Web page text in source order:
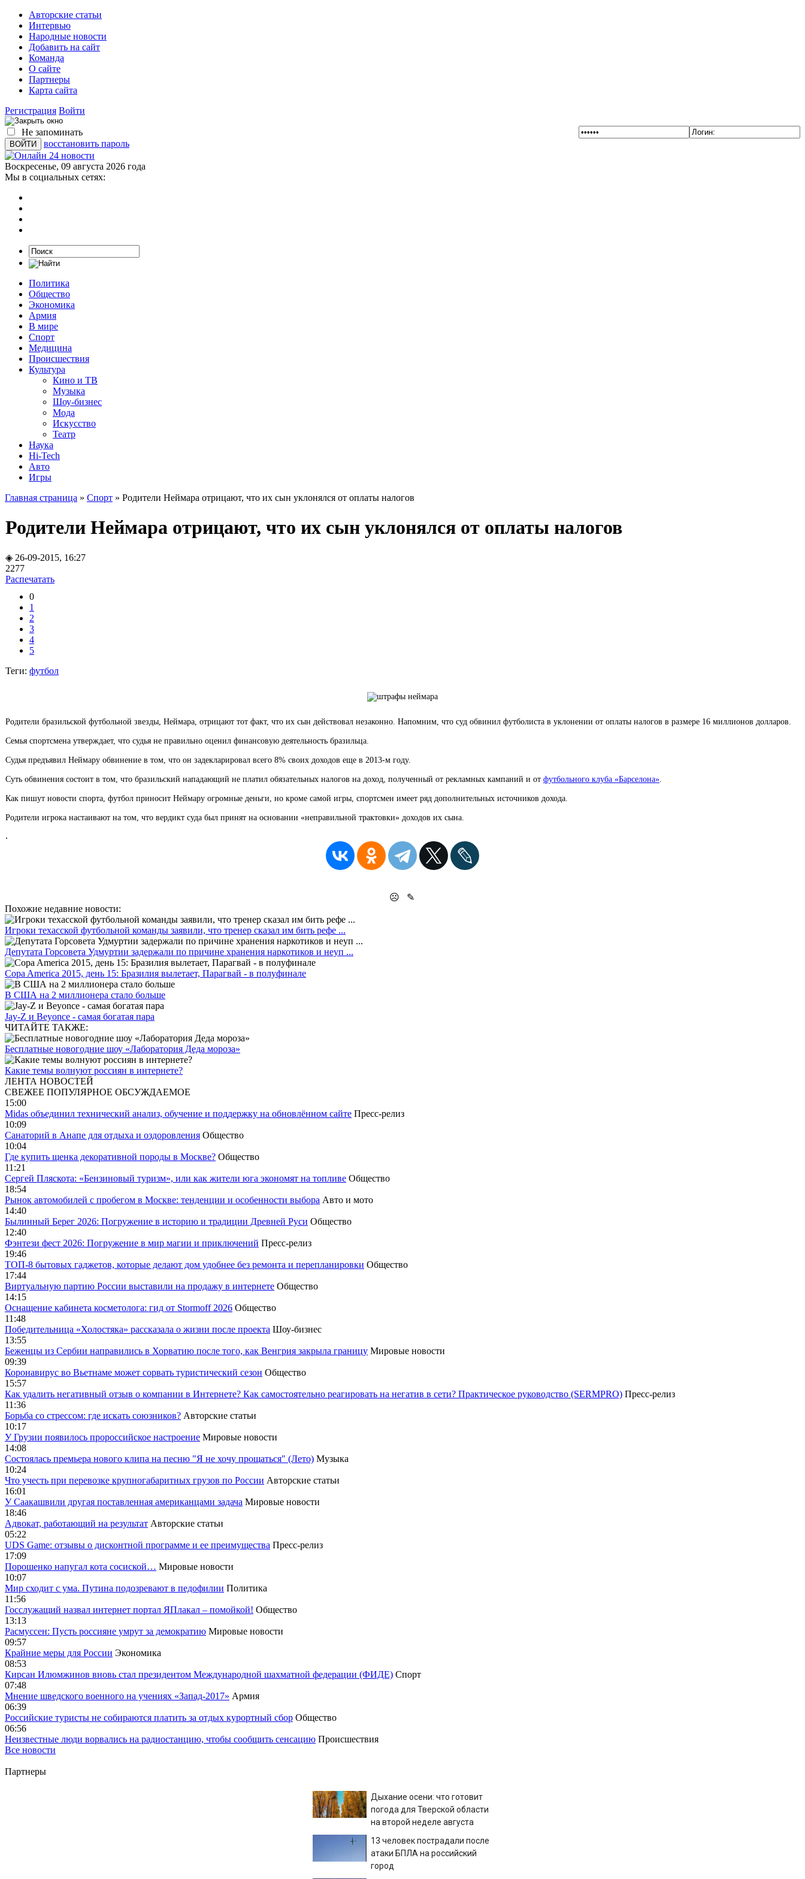
Авторские статьи
Интервью
Народные новости
Добавить на сайт
Команда
О сайте
Партнеры
Карта сайта
Регистрация Войти
Не запоминать
восстановить пароль
Воскресенье, 09 августа 2026 года
Мы в социальных сетях:
Политика
Общество
Экономика
Армия
В мире
Спорт
Медицина
Происшествия
Культура
Кино и ТВ
Музыка
Шоу-бизнес
Мода
Искусство
Театр
Наука
Hi-Tech
Авто
Игры
Главная страница » Спорт » Родители Неймара отрицают, что их сын уклонялся от оплаты налогов
Родители Неймара отрицают, что их сын уклонялся от оплаты налогов
◈ 26-09-2015, 16:27
2277
Распечатать
0
1
2
3
4
5
Теги: футбол
Родители бразильской футбольной звезды, Неймара, отрицают тот факт, что их сын действовал незаконно. Напомним, что суд обвинил футболиста в уклонении от оплаты налогов в размере 16 миллионов долларов.
Семья спортсмена утверждает, что судья не правильно оценил финансовую деятельность бразильца.
Судья предъявил Неймару обвинение в том, что он задекларировал всего 8% своих доходов еще в 2013-м году.
Суть обвинения состоит в том, что бразильский нападающий не платил обязательных налогов на доход, полученный от рекламных кампаний и от футбольного клуба «Барселона»
Как пишут новости спорта, футбол приносит Неймару огромные деньги, но кроме самой игры, спортсмен имеет ряд дополнительных источников дохода.
Родители игрока настаивают на том, что вердикт суда был принят на основании «неправильной трактовки» доходов их сына.
.
☹
✎
Похожие недавние новости:
Игроки техасской футбольной команды заявили, что тренер сказал им бить рефе ...
Депутата Горсовета Удмуртии задержали по причине хранения наркотиков и неуп ...
Copa America 2015, день 15: Бразилия вылетает, Парагвай - в полуфинале
В США на 2 миллионера стало больше
Jay-Z и Beyonce - самая богатая пара
ЧИТАЙТЕ ТАКЖЕ:
Бесплатные новогодние шоу «Лаборатория Деда мороза»
Какие темы волнуют россиян в интернете?
ЛЕНТА НОВОСТЕЙ
СВЕЖЕЕ ПОПУЛЯРНОЕ ОБСУЖДАЕМОЕ
15:00
Midas объединил технический анализ, обучение и поддержку на обновлённом сайте Пресс-релиз
10:09
Санаторий в Анапе для отдыха и оздоровления Общество
10:04
Где купить щенка декоративной породы в Москве? Общество
11:21
Сергей Пляскота: «Бензиновый туризм», или как жители юга экономят на топливе Общество
18:54
Рынок автомобилей с пробегом в Москве: тенденции и особенности выбора Авто и мото
14:40
Былинный Берег 2026: Погружение в историю и традиции Древней Руси Общество
12:40
Фэнтези фест 2026: Погружение в мир магии и приключений Пресс-релиз
19:46
ТОП-8 бытовых гаджетов, которые делают дом удобнее без ремонта и перепланировки Общество
17:44
Виртуальную партию России выставили на продажу в интернете Общество
14:15
Оснащение кабинета косметолога: гид от Stormoff 2026 Общество
11:48
Победительница «Холостяка» рассказала о жизни после проекта Шоу-бизнес
13:55
Беженцы из Сербии направились в Хорватию после того, как Венгрия закрыла границу Мировые новости
09:39
Коронавирус во Вьетнаме может сорвать туристический сезон Общество
15:57
Как удалить негативный отзыв о компании в Интернете? Как самостоятельно реагировать на негатив в сети? Практическое руководство (SERMPRO) Пресс-релиз
11:36
Борьба со стрессом: где искать союзников? Авторские статьи
10:17
У Грузии появилось пророссийское настроение Мировые новости
14:08
Cостоялась премьера нового клипа на песню "Я не хочу прощаться" (Лето) Музыка
10:24
Что учесть при перевозке крупногабаритных грузов по России Авторские статьи
16:01
У Саакашвили другая поставленная американцами задача Мировые новости
18:46
Адвокат, работающий на результат Авторские статьи
05:22
UDS Game: отзывы о дисконтной программе и ее преимущества Пресс-релиз
17:09
Порошенко напугал кота сосиской… Мировые новости
10:07
Мир сходит с ума. Путина подозревают в педофилии Политика
11:56
Госслужащий назвал интернет портал ЯПлакал – помойкой! Общество
13:13
Расмуссен: Пусть россияне умрут за демократию Мировые новости
09:57
Крайние меры для России Экономика
08:53
Кирсан Илюмжинов вновь стал президентом Международной шахматной федерации (ФИДЕ) Спорт
07:48
Мнение шведского военного на учениях «Запад-2017» Армия
06:39
Российские туристы не собираются платить за отдых курортный сбор Общество
06:56
Неизвестные люди ворвались на радиостанцию, чтобы сообщить сенсацию Происшествия
Все новости
Партнеры
Дыхание осени: что готовит
погода для Тверской области
на второй неделе августа
13 человек пострадали после
атаки БПЛА на российский
город